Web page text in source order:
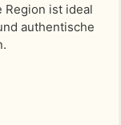
Region ist ideal
authentische